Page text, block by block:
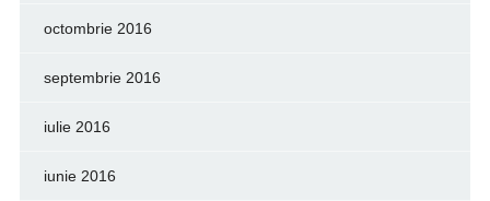
octombrie 2016
septembrie 2016
iulie 2016
iunie 2016